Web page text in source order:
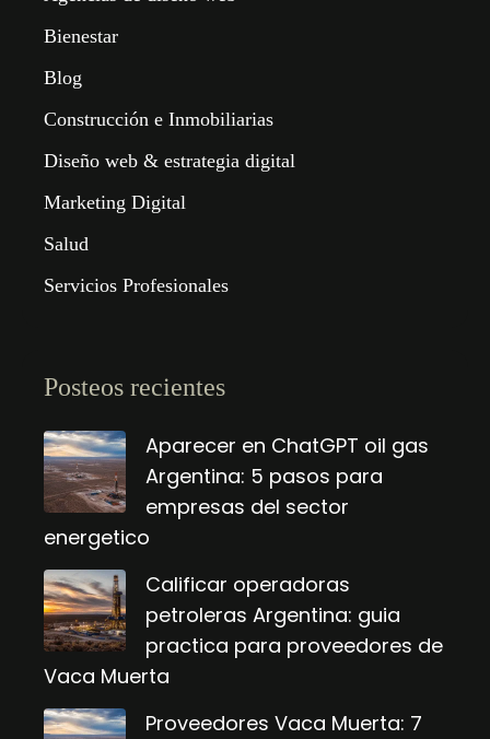
Bienestar
Blog
Construcción e Inmobiliarias
Diseño web & estrategia digital
Marketing Digital
Salud
Servicios Profesionales
Posteos recientes
Aparecer en ChatGPT oil gas
Argentina: 5 pasos para
empresas del sector
energetico
Calificar operadoras
petroleras Argentina: guia
practica para proveedores de
Vaca Muerta
Proveedores Vaca Muerta: 7